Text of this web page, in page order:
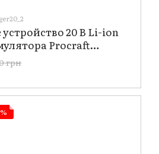
20 В Li-ion
Procraft
грн